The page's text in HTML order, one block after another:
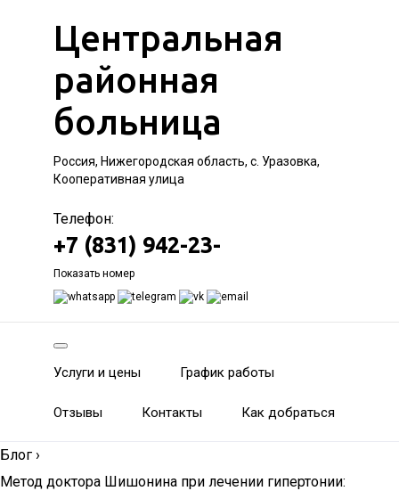
Центральная
районная
больница
Россия, Нижегородская область, с. Уразовка,
Кооперативная улица
Телефон:
+7 (831) 942-23-
Показать номер
Услуги и цены График работы
Отзывы Контакты Как добраться
Блог ›
Метод доктора Шишонина при лечении гипертонии: